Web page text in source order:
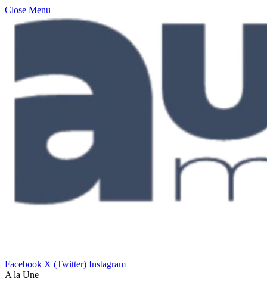
Close Menu
Facebook X (Twitter) Instagram
A la Une